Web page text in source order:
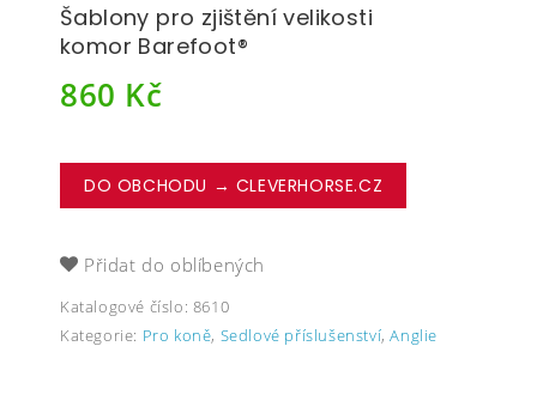
Šablony pro zjištění velikosti
komor Barefoot®
860 Kč
DO OBCHODU → CLEVERHORSE.CZ
Přidat do oblíbených
Katalogové číslo: 8610
Kategorie: Pro koně, Sedlové příslušenství,Anglie